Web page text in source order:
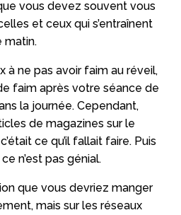
vous devez souvent vous
et ceux qui s’entraînent
matin.
à ne pas avoir faim au réveil,
faim après votre séance de
la journée. Cependant,
de magazines sur le
ce qu’il fallait faire. Puis
n’est pas génial.
que vous devriez manger
mais sur les réseaux